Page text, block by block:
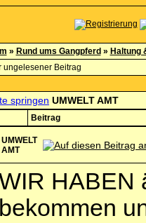
» Rund ums Gangpferd » Haltung
ungelesener Beitrag
UMWELT AMT
Beitrag
UMWELT
AMT
HABEN
bekommen